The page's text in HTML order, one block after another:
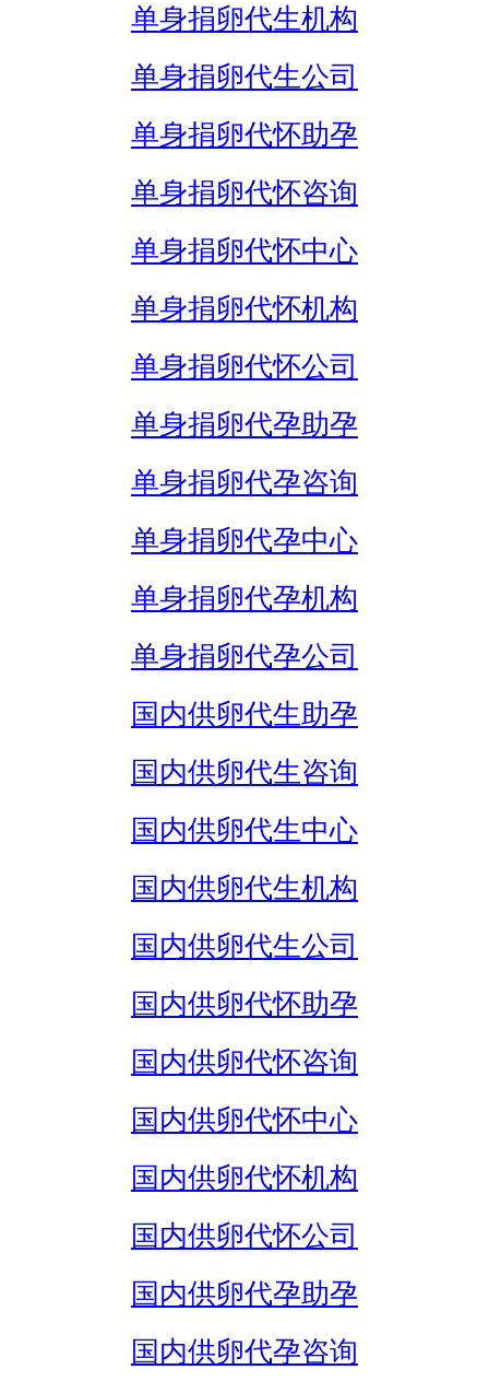
单身捐卵代生机构
单身捐卵代生公司
单身捐卵代怀助孕
单身捐卵代怀咨询
单身捐卵代怀中心
单身捐卵代怀机构
单身捐卵代怀公司
单身捐卵代孕助孕
单身捐卵代孕咨询
单身捐卵代孕中心
单身捐卵代孕机构
单身捐卵代孕公司
国内供卵代生助孕
国内供卵代生咨询
国内供卵代生中心
国内供卵代生机构
国内供卵代生公司
国内供卵代怀助孕
国内供卵代怀咨询
国内供卵代怀中心
国内供卵代怀机构
国内供卵代怀公司
国内供卵代孕助孕
国内供卵代孕咨询